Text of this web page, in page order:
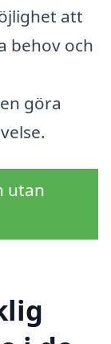
att
behov och
göra
utan